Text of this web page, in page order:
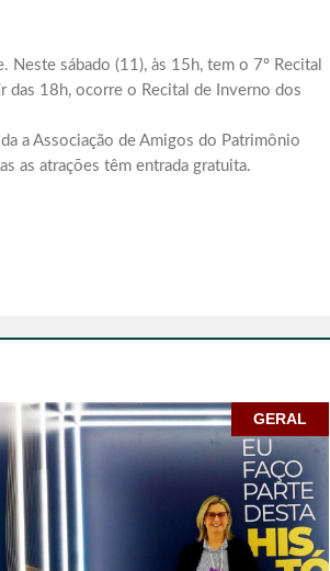
sábado (11), às 15h, tem o 7º Recital
das 18h, ocorre o Recital de Inverno dos
a Associação de Amigos do Patrimônio
as atrações têm entrada gratuita.
GERAL